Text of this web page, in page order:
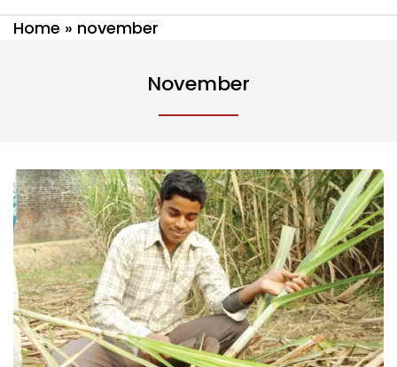
Home » november
November